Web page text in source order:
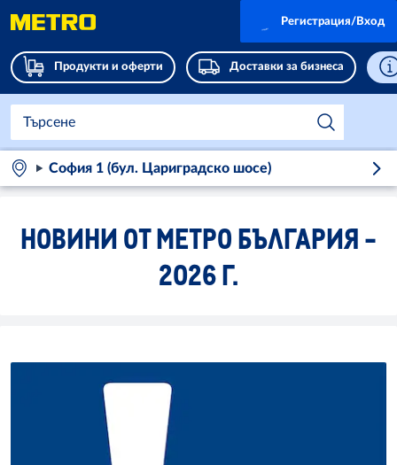
Продукти и оферти Доставки за бизнеса
Регистрация/Вход
София 1 (бул. Цариградско шосе)
НОВИНИ ОТ МЕТРО БЪЛГАРИЯ -
2026 Г.